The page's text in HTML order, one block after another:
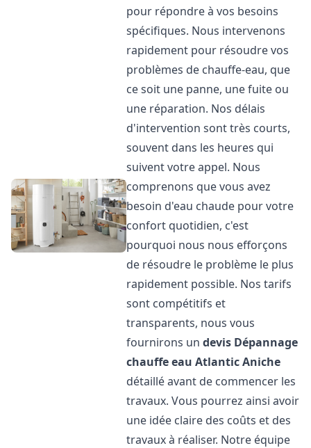
pour répondre à vos besoins
spécifiques. Nous intervenons
rapidement pour résoudre vos
problèmes de chauffe-eau, que
ce soit une panne, une fuite ou
une réparation. Nos délais
d'intervention sont très courts,
souvent dans les heures qui
suivent votre appel. Nous
comprenons que vous avez
besoin d'eau chaude pour votre
confort quotidien, c'est
pourquoi nous nous efforçons
de résoudre le problème le plus
rapidement possible. Nos tarifs
sont compétitifs et
transparents, nous vous
fournirons undevis Dépannage
chauffe eau AtlanticAniche
détaillé avant de commencer les
travaux. Vous pourrez ainsi avoir
une idée claire des coûts et des
travaux à réaliser. Notre équipe